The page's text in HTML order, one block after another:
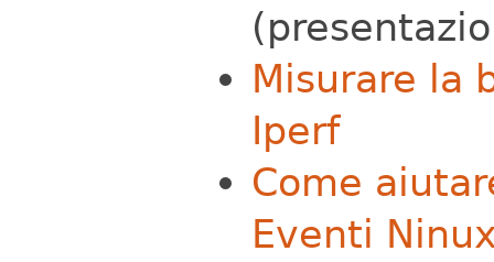
Misurare la
Iperf
Come
Eventi